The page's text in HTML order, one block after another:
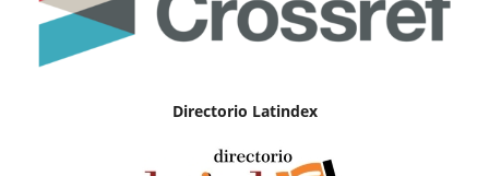
Directorio Latindex